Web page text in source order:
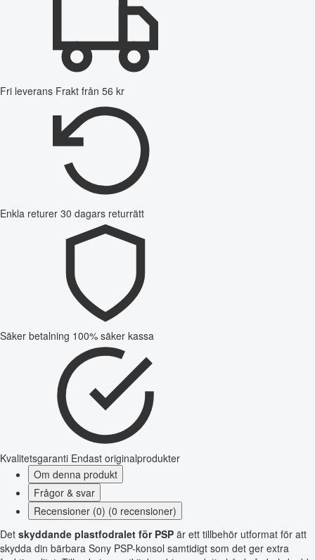
Fri leverans Frakt från 56 kr
Enkla returer 30 dagars returrätt
Säker betalning 100% säker kassa
Kvalitetsgaranti Endast originalprodukter
Om denna produkt
Frågor & svar
Recensioner (0) (0 recensioner)
Det skyddande plastfodralet för PSP är ett tillbehör utformat för att
skydda din bärbara Sony PSP-konsol samtidigt som det ger extra